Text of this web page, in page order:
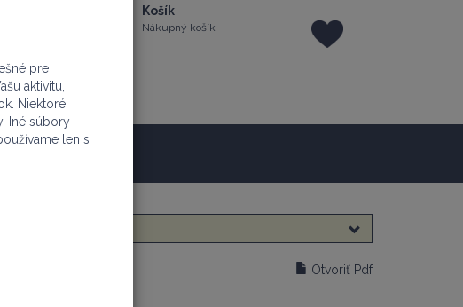
Košík
Nákupný košík
Otvoriť Pdf
pre
aktivitu,
Niektoré
Iné súbory
len s